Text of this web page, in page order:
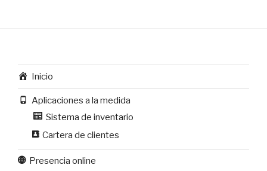
Inicio
Aplicaciones a la medida
Sistema de inventario
Cartera de clientes
Presencia online